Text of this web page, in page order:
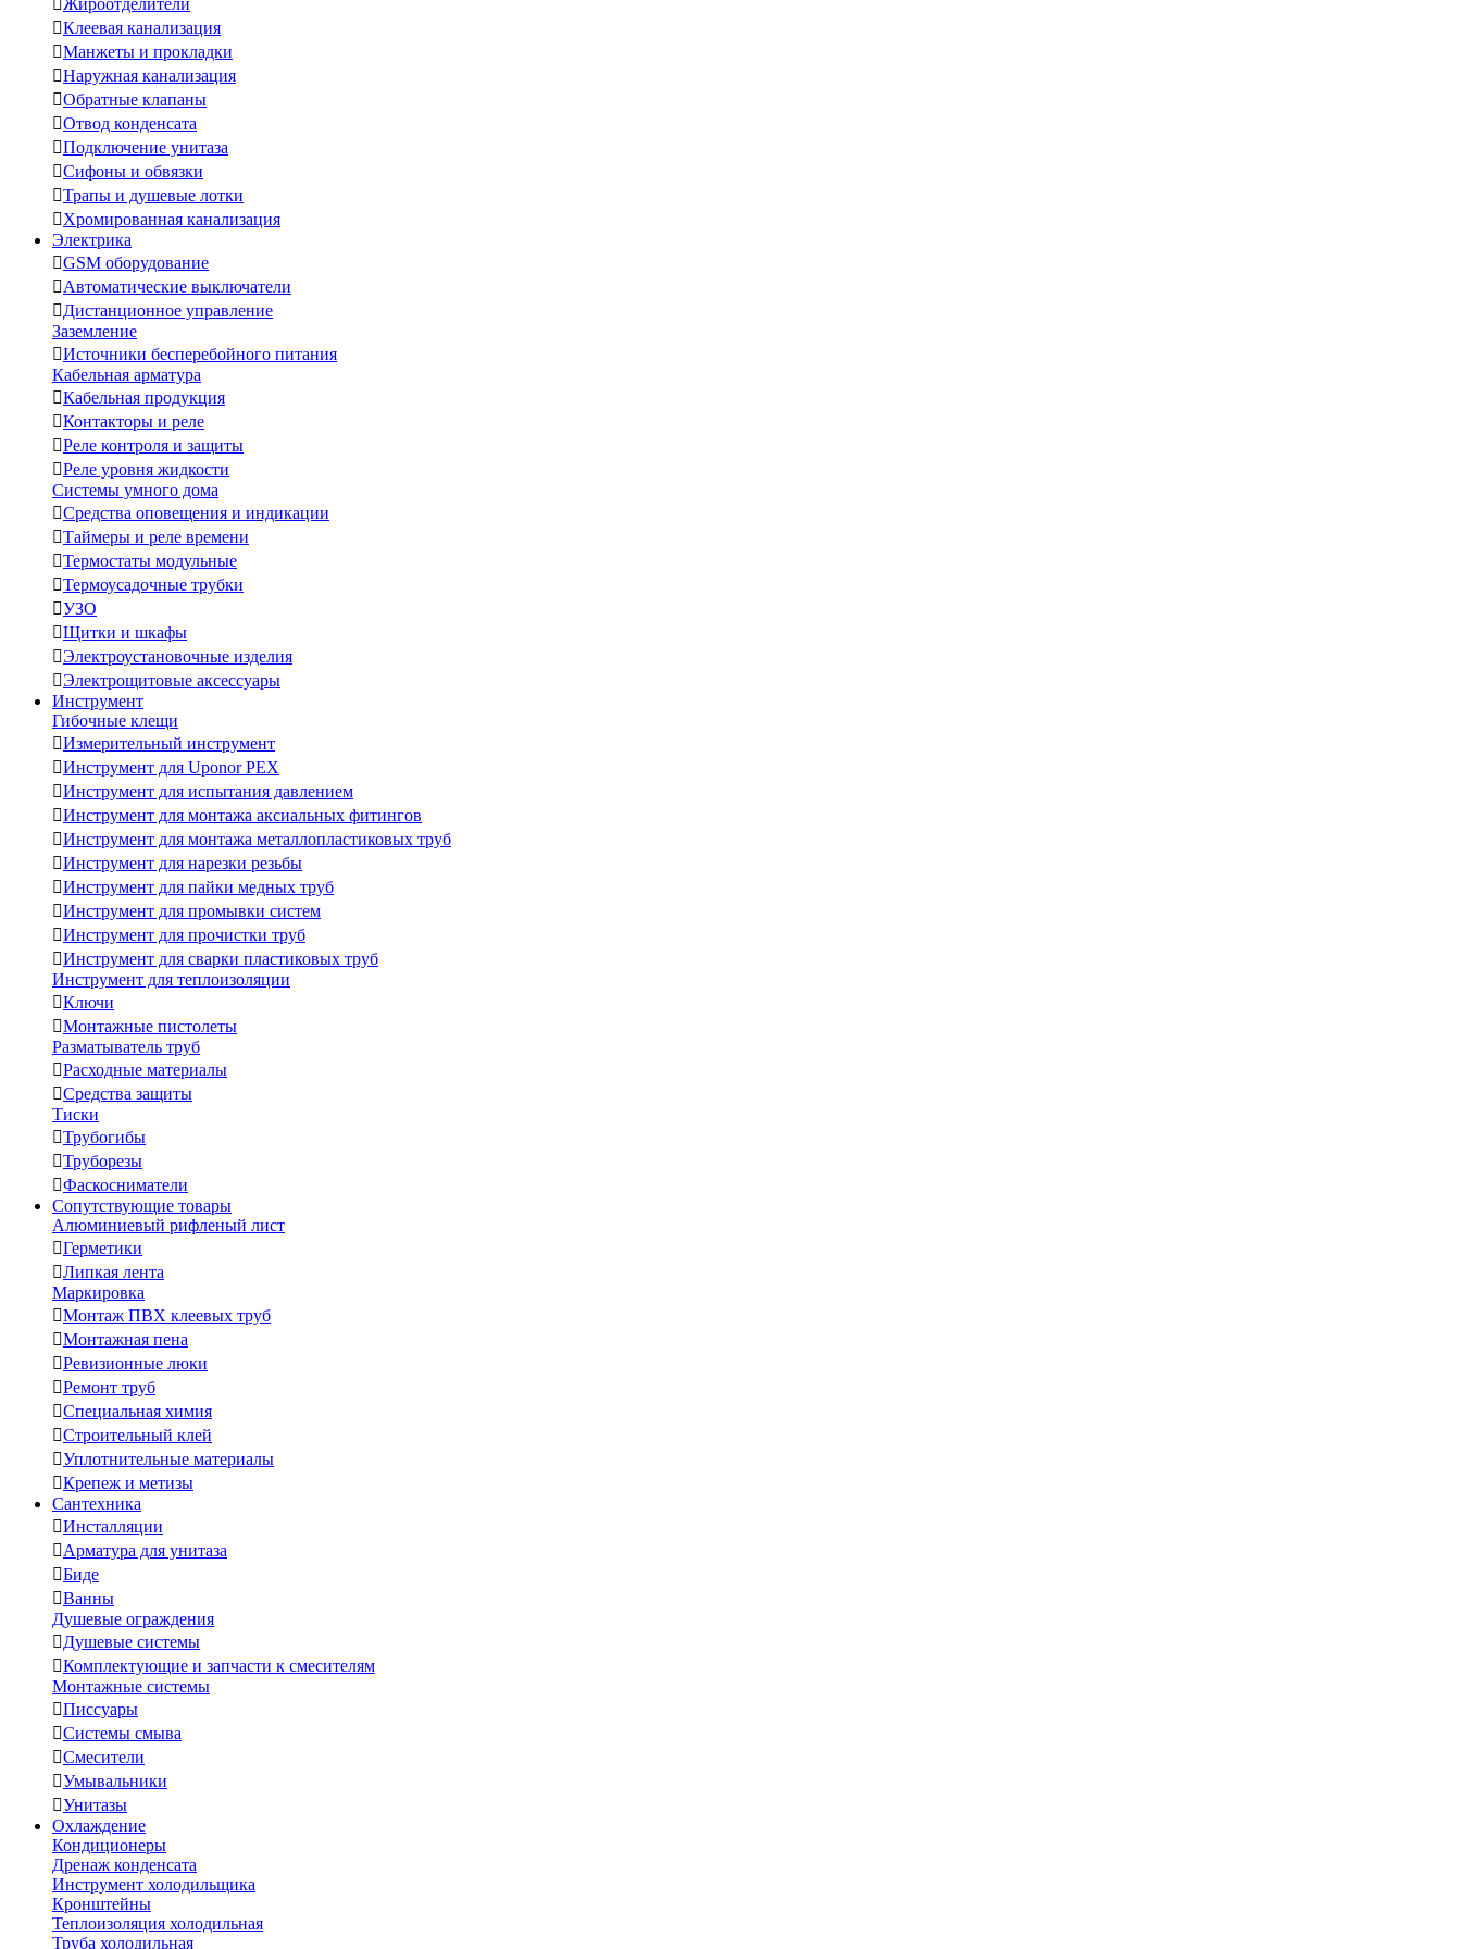
Жироотделители
Клеевая канализация
Манжеты и прокладки
Наружная канализация
Обратные клапаны
Отвод конденсата
Подключение унитаза
Сифоны и обвязки
Трапы и душевые лотки
Хромированная канализация
Электрика
GSM оборудование
Автоматические выключатели
Дистанционное управление
Заземление
Источники бесперебойного питания
Кабельная арматура
Кабельная продукция
Контакторы и реле
Реле контроля и защиты
Реле уровня жидкости
Системы умного дома
Средства оповещения и индикации
Таймеры и реле времени
Термостаты модульные
Термоусадочные трубки
УЗО
Щитки и шкафы
Электроустановочные изделия
Электрощитовые аксессуары
Инструмент
Гибочные клещи
Измерительный инструмент
Инструмент для Uponor PEX
Инструмент для испытания давлением
Инструмент для монтажа аксиальных фитингов
Инструмент для монтажа металлопластиковых труб
Инструмент для нарезки резьбы
Инструмент для пайки медных труб
Инструмент для промывки систем
Инструмент для прочистки труб
Инструмент для сварки пластиковых труб
Инструмент для теплоизоляции
Ключи
Монтажные пистолеты
Разматыватель труб
Расходные материалы
Средства защиты
Тиски
Трубогибы
Труборезы
Фаскосниматели
Сопутствующие товары
Алюминиевый рифленый лист
Герметики
Липкая лента
Маркировка
Монтаж ПВХ клеевых труб
Монтажная пена
Ревизионные люки
Ремонт труб
Специальная химия
Строительный клей
Уплотнительные материалы
Крепеж и метизы
Сантехника
Инсталляции
Арматура для унитаза
Биде
Ванны
Душевые ограждения
Душевые системы
Комплектующие и запчасти к смесителям
Монтажные системы
Писсуары
Системы смыва
Смесители
Умывальники
Унитазы
Охлаждение
Кондиционеры
Дренаж конденсата
Инструмент холодильщика
Кронштейны
Теплоизоляция холодильная
Труба холодильная